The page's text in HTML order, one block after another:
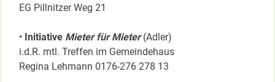
EG Pillnitzer Weg 21
• Initiative Mieter für Mieter(Adler)
i.d.R. mtl. Treffen im Gemeindehaus
Regina Lehmann 0176-276 278 13